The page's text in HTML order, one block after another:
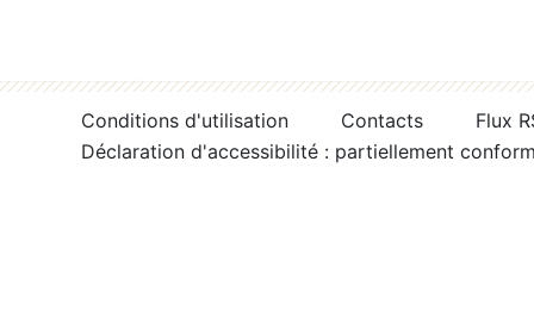
Conditions d'utilisation Contacts
Flux
Déclaration d'accessibilité : partiellement